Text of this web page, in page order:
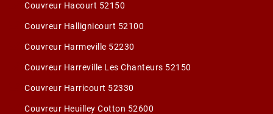
Couvreur Hacourt 52150
Couvreur Hallignicourt 52100
Couvreur Harmeville 52230
Couvreur Harreville Les Chanteurs 52150
Couvreur Harricourt 52330
Couvreur Heuilley Cotton 52600